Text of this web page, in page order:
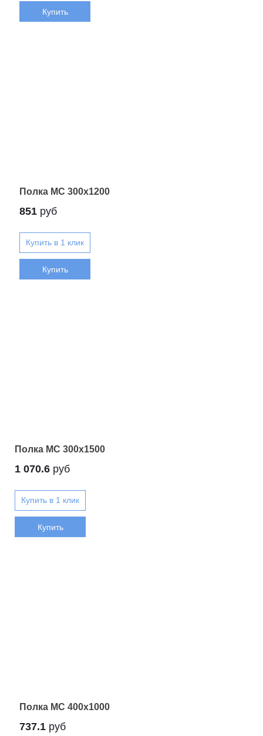
Купить
Полка МС 300х1200
851 руб
Купить
Полка МС 300х1500
1 070.6 руб
Купить
Полка МС 400x1000
737.1 руб